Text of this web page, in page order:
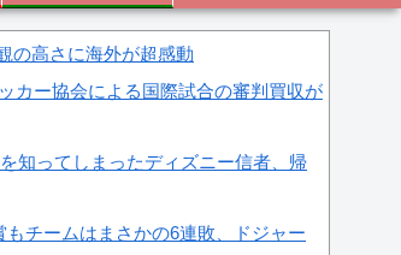
の高さに海外が超感動
カー協会による国際試合の審判買収が
知ってしまったディズニー信者、帰
チームはまさかの6連敗、ドジャー